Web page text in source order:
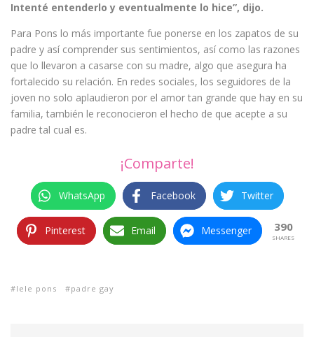
Intenté entenderlo y eventualmente lo hice”, dijo.
Para Pons lo más importante fue ponerse en los zapatos de su
padre y así comprender sus sentimientos, así como las razones
que lo llevaron a casarse con su madre, algo que asegura ha
fortalecido su relación. En redes sociales, los seguidores de la
joven no solo aplaudieron por el amor tan grande que hay en su
familia, también le reconocieron el hecho de que acepte a su
padre tal cual es.
¡Comparte!
WhatsApp Facebook Twitter
Pinterest Email Messenger 390
SHARES
lele pons padre gay